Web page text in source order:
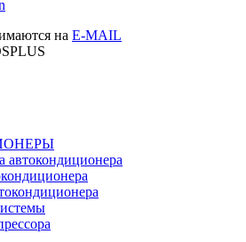
на E-MAIL
автокондиционера